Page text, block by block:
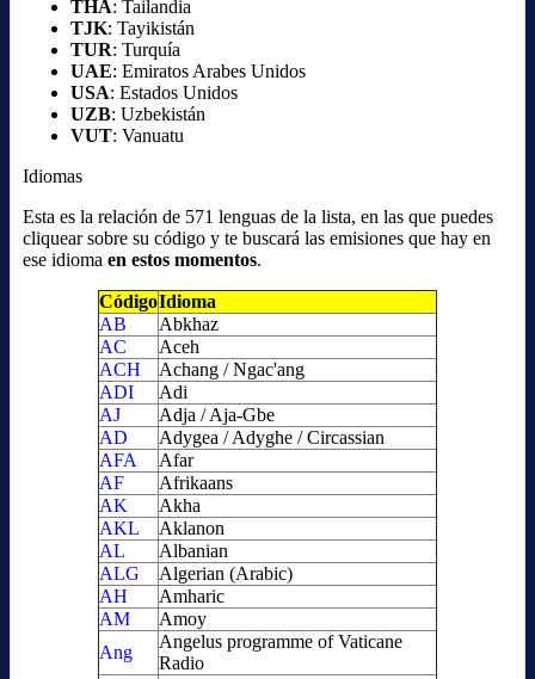
THA: Tailandia
TJK: Tayikistán
TUR: Turquía
UAE: Emiratos Arabes Unidos
USA: Estados Unidos
UZB: Uzbekistán
VUT: Vanuatu
Idiomas
Esta es la relación de 571 lenguas de la lista, en las que puedes
cliquear sobre su código y te buscará las emisiones que hay en
ese idioma en estos momentos.
CódigoIdioma
AB
Abkhaz
AC
Aceh
ACH
Achang / Ngac'ang
ADI
Adi
AJ
Adja / Aja-Gbe
AD
Adygea / Adyghe / Circassian
AFA
Afar
AF
Afrikaans
AK
Akha
AKL
Aklanon
AL
Albanian
ALG
Algerian (Arabic)
AH
Amharic
AM
Amoy
Ang
Angelus programme of Vaticane
Radio